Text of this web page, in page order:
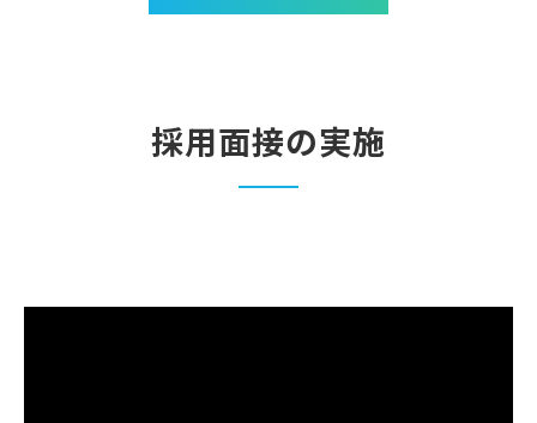
採用面接の実施